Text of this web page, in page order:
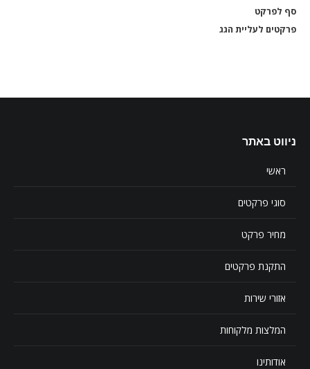
סף לפרקט
פרקטים לעליית הגג
ניווט באתר
ראשי
סוגי פרקטים
מחיר פרקט
התקנת פרקטים
אזורי שירות
המלצות מלקוחות
אודותינו